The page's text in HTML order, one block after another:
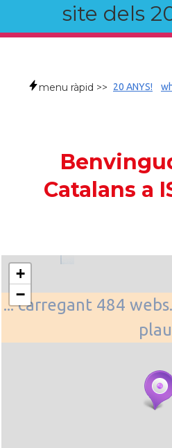
site dels
menu ràpid >> 20 ANYS!
Catalans a
... carregant 484
plau
+
−